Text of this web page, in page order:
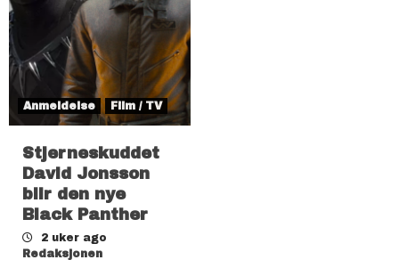
Anmeldelse Film / TV
Stjerneskuddet
David Jonsson
blir den nye
Black Panther
2 uker ago
Redaksjonen